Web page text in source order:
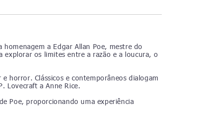
a Edgar Allan Poe, mestre do
os limites entre a razão e a loucura, o
horror. Clássicos e contemporâneos dialogam
Lovecraft a Anne Rice.
Poe, proporcionando uma experiência